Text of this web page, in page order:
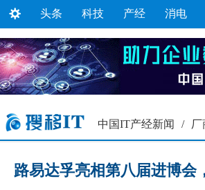
头条 科技 产经 消电
中国IT产经新闻 / 厂
路易达孚亮相第八届进博会